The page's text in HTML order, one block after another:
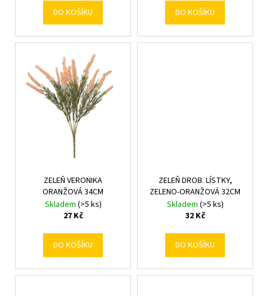
DO KOŠÍKU DO KOŠÍKU
ZELEŇ VERONIKA
ORANŽOVÁ 34CM
Skladem (>5 ks)
27 Kč
DO KOŠÍKU
ZELEŇ DROB. LÍSTKY,
ZELENO-ORANŽOVÁ 32CM
Skladem (>5 ks)
32 Kč
DO KOŠÍKU
č
u